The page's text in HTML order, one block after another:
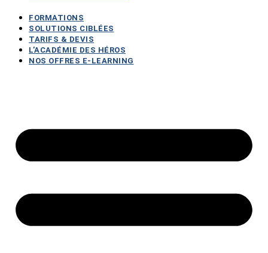
FORMATIONS
SOLUTIONS CIBLÉES
TARIFS & DEVIS
L’ACADÉMIE DES HÉROS
NOS OFFRES E-LEARNING